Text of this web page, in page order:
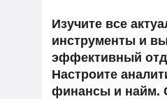
Изучите все
инструменты и
эффективный
Настроите
финансы и найм.